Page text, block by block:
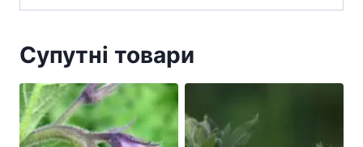
Супутні товари